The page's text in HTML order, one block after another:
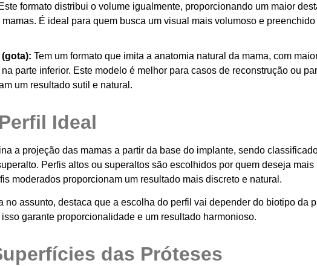
Este formato distribui o volume igualmente, proporcionando um maior
É ideal para quem busca um visual mais volumoso e preenchido
Tem um formato que imita a anatomia natural da mama, com
parte inferior. Este modelo é melhor para casos de reconstrução ou
um resultado sutil e natural.
Ideal
a projeção das mamas a partir da base do implante, sendo
Perfis altos ou superaltos são escolhidos por quem deseja mais
moderados proporcionam um resultado mais discreto e natural.
no assunto, destaca que a escolha do perfil vai depender do biotipo da
garante proporcionalidade e um resultado harmonioso.
das Próteses